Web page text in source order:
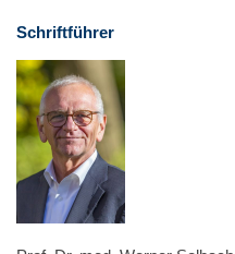
Schriftführer